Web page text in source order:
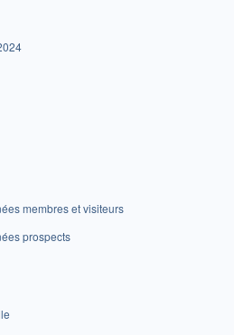
membres et visiteurs
prospects